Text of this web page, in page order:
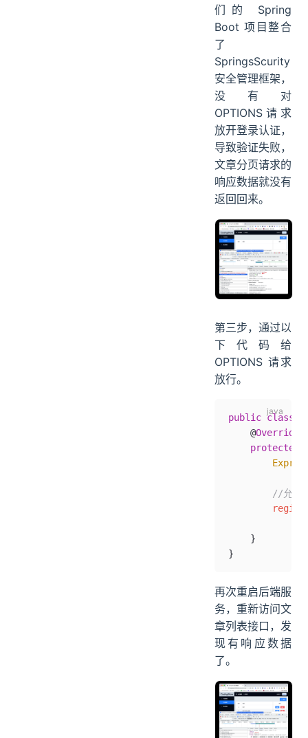
们的 Spring
Boot 项目整合
了
SpringsScurity
安全管理框架，
没有对
OPTIONS请求
放开登录认证，
导致验证失败，
文章分页请求的
响应数据就没有
返回回来。
第三步，通过以
下代码给
OPTIONS 请求
放行。
public class
    @
Override
    protected
//允许
    }
}
再次重启后端服
务，重新访问文
章列表接口，发
现有响应数据
了。